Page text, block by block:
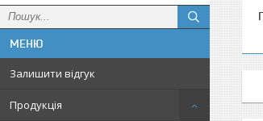
Залишити відгук
Продукція